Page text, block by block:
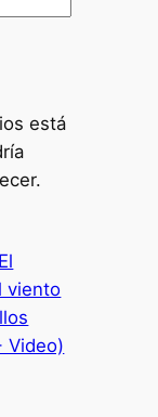
está
El
viento
Video)